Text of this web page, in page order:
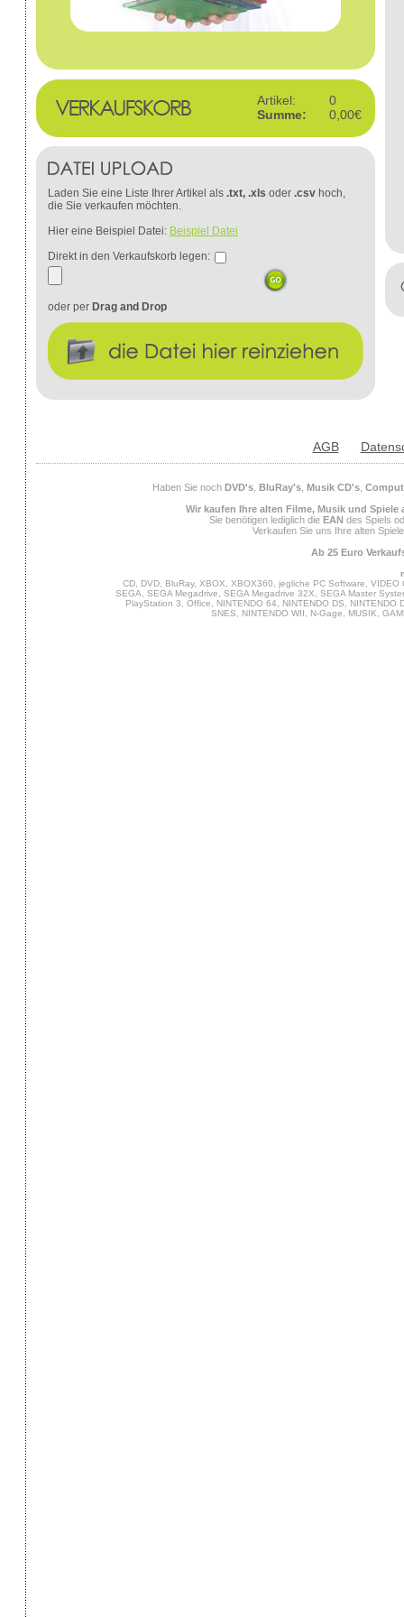
Artikel:
0
Summe:
0,00€
Laden Sie eine Liste Ihrer Artikel als .txt, .xls oder .csv hoch,
die Sie verkaufen möchten.
Hier eine Beispiel Datei: Beispiel Datei
Direkt in den Verkaufskorb legen:
oder per Drag and Drop
AGB
Haben Sie noch DVD's, BluRay's, Musik CD's,
Wir kaufen Ihre alten Filme, Musik und Spiele
Sie benötigen lediglich die EAN des Spiels
Verkaufen Sie uns Ihre alten
Ab 25 Euro
CD, DVD, BluRay, XBOX, XBOX360, jegliche PC Software,
SEGA, SEGA Megadrive, SEGA Megadrive 32X, SEGA Master
PlayStation 3, Office, NINTENDO 64, NINTENDO DS,
SNES, NINTENDO WII, N-Gage, MUSIK,